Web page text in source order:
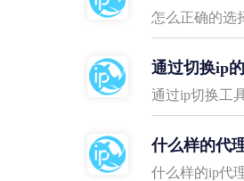
怎么正确的选
通过切换ip
通过ip切换工
什么样的代
什么样的ip代